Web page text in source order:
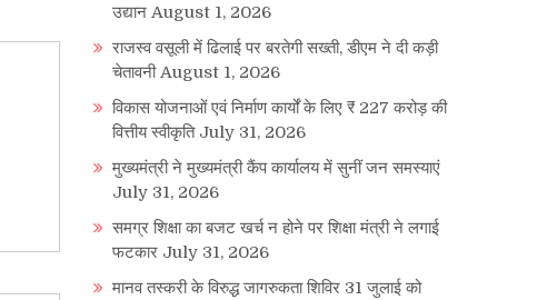
उद्यान August 1, 2026
राजस्व वसूली में ढिलाई पर बरतेगी सख्ती, डीएम ने दी कड़ी
चेतावनी August 1, 2026
विकास योजनाओं एवं निर्माण कार्यों के लिए ₹ 227 करोड़ की
वित्तीय स्वीकृति July 31, 2026
मुख्यमंत्री ने मुख्यमंत्री कैंप कार्यालय में सुनीं जन समस्याएं
July 31, 2026
समग्र शिक्षा का बजट खर्च न होने पर शिक्षा मंत्री ने लगाई
फटकार July 31, 2026
मानव तस्करी के विरुद्ध जागरुकता शिविर 31 जुलाई को